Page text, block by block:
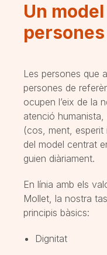
Un
persones
Les persones que
persones de
ocupen l’eix de la
atenció
(cos, ment, esperit
del model centrat
guien diàriament.
En línia amb els
Mollet, la nostra
principis bàsics:
Dignitat